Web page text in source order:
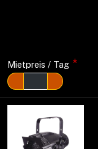
Mietpreis / Tag *